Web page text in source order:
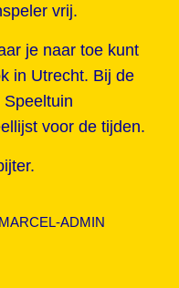
vrij.
je naar toe kunt
in Utrecht. Bij de
voor de tijden.
MARCEL-ADMIN